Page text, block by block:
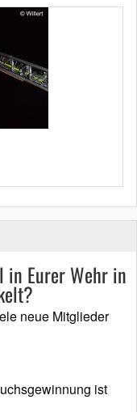
in Eurer Wehr in
neue Mitglieder
ist